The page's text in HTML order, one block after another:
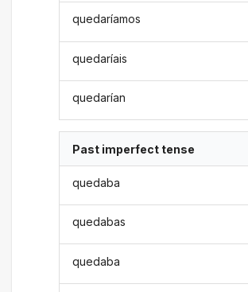
quedaríamos
quedaríais
quedarían
Past imperfect tense
quedaba
quedabas
quedaba